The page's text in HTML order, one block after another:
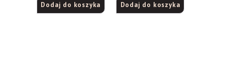
Dodaj do koszyka Dodaj do koszyka